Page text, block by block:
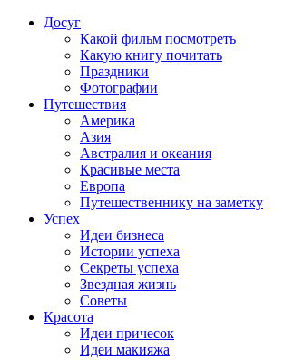
Досуг
Какой фильм посмотреть
Какую книгу почитать
Праздники
Фотографии
Путешествия
Америка
Азия
Австралия и океания
Красивые места
Европа
Путешественнику на заметку
Успех
Идеи бизнеса
Истории успеха
Секреты успеха
Звездная жизнь
Советы
Красота
Идеи причесок
Идеи макияжа